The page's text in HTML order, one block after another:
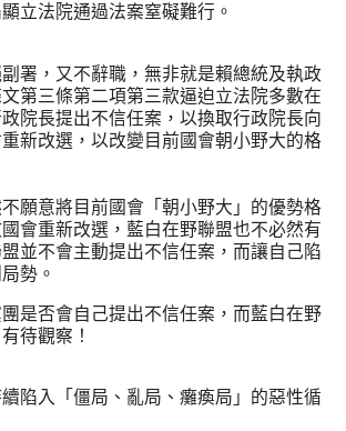
立法院通過法案窒礙難行。
署，又不辭職，無非就是賴總統及執政
第三條第二項第三款逼迫立法院多數在
院長提出不信任案，以換取行政院長向
新改選，以改變目前國會朝小野大的格
願意將目前國會「朝小野大」的優勢格
會重新改選，藍白在野聯盟也不必然有
並不會主動提出不信任案，而讓自己陷
勢。
是否會自己提出不信任案，而藍白在野
待觀察！
陷入「僵局、亂局、癱瘓局」的惡性循